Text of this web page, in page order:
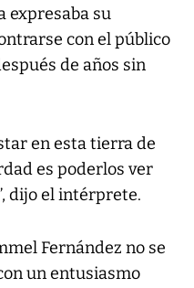
expresaba su
con el público
de años sin
en esta tierra de
es poderlos ver
dijo el intérprete.
Fernández no se
un entusiasmo